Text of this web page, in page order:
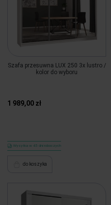
Szafa przesuwna LUX 250 3x lustro /
kolor do wyboru
1 989,00 zł
Wysyłka w 45 dni roboczych
do koszyka